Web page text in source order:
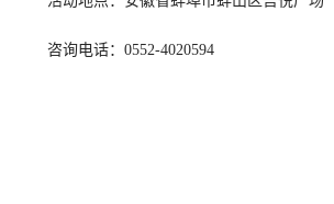
咨询电话：0552-4020594